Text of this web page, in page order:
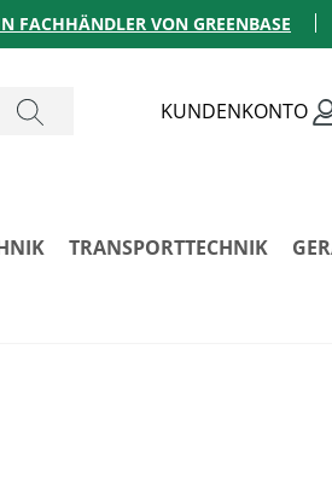
FACHHÄNDLER VON GREENBASE
KUNDENKONTO
TRANSPORTTECHNIK